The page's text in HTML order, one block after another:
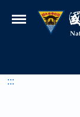
國立中央
:::